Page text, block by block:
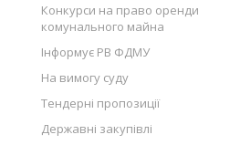
Конкурси на право оренди
комунального майна
Інформує РВ ФДМУ
На вимогу суду
Тендерні пропозиції
Державні закупівлі